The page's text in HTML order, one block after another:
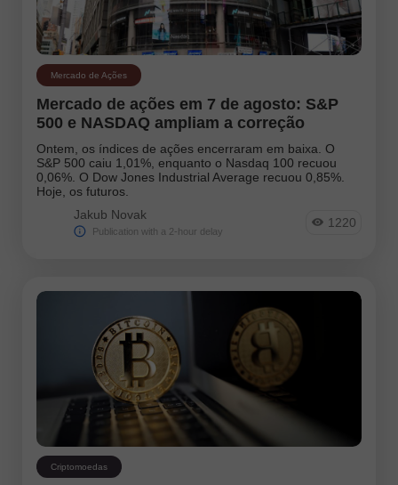
Mercado de Ações
Mercado de ações em 7 de agosto: S&P
500 e NASDAQ ampliam a correção
Ontem, os índices de ações encerraram em baixa. O
S&P 500 caiu 1,01%, enquanto o Nasdaq 100 recuou
0,06%. O Dow Jones Industrial Average recuou 0,85%.
Hoje, os futuros.
Jakub Novak
Publication with a 2-hour delay
1220
Criptomoedas